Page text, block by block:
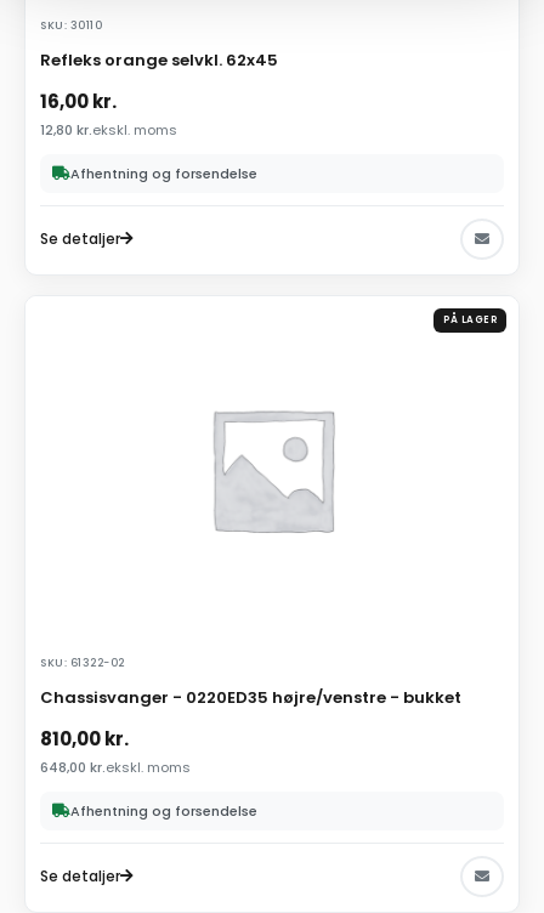
SKU: 30110
Refleks orange selvkl. 62x45
16,00kr.
12,80 kr.ekskl. moms
Afhentning og forsendelse
Se detaljer
PÅ LAGER
SKU: 61322-02
Chassisvanger - 0220ED35 højre/venstre - bukket
810,00kr.
648,00 kr.ekskl. moms
Afhentning og forsendelse
Se detaljer